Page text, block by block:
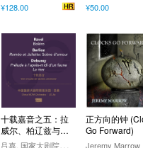
¥128.00
¥50.00
十载嘉音之五：拉
威尔、柏辽兹与德
彪西
吕
嘉, 国家大剧院管弦乐团, 国家大剧院唱片公司
正方向的钟
Go Forward)
Jeremy Marrow